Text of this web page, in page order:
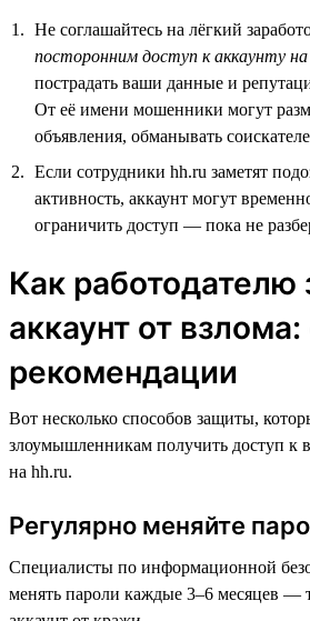
Не соглашайтесь на лёгкий
посторонним доступ к аккаунту
пострадать ваши данные и
От её имени мошенники могут
объявления, обманывать
Если сотрудники hh.ru заметят
активность, аккаунт могут
ограничить доступ — пока не
Как работодателю
аккаунт от
рекомендации
Вот несколько способов защиты,
злоумышленникам получить доступ к
на hh.ru.
Регулярно меняйте
Специалисты по информационной
менять пароли каждые 3–6 месяцев —